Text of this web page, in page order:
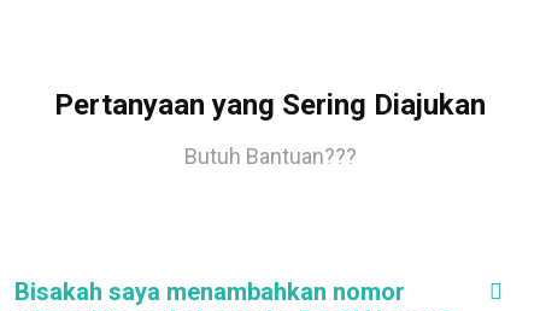
Pertanyaan yang Sering Diajukan
Butuh Bantuan???
Bisakah saya menambahkan nomor